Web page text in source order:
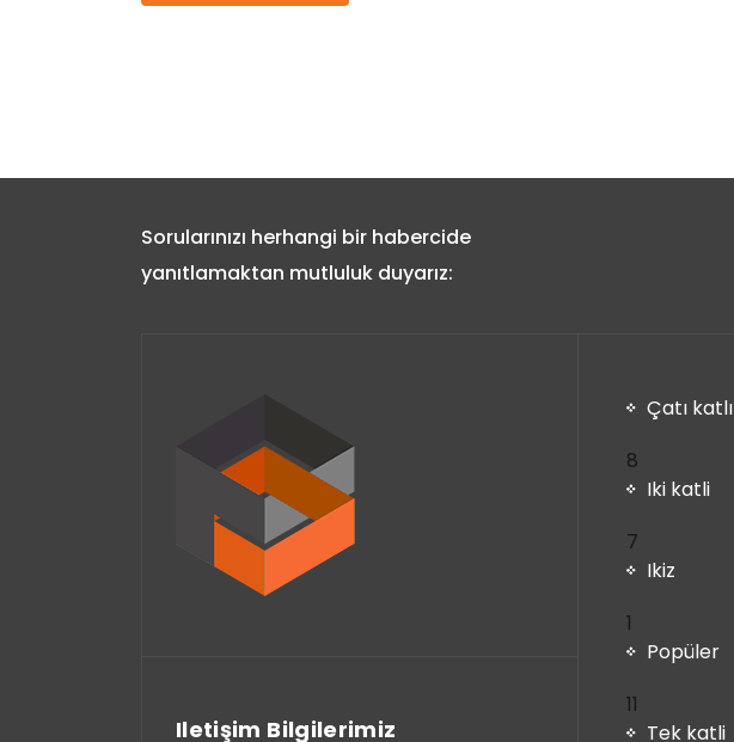
Sorularınızı herhangi bir habercide
yanıtlamaktan mutluluk duyarız:
Iletişim Bilgilerimiz
Çatı katlı
88
ürün
Iki katli
77
ürün
Ikiz
1
ürün
Popüler
11
ürün
Tek katli